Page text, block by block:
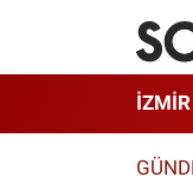
İZMİR
İzmir
İzmir Hava